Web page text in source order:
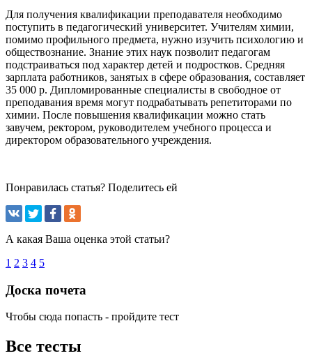
Для получения квалификации преподавателя необходимо
поступить в педагогический университет. Учителям химии,
помимо профильного предмета, нужно изучить психологию и
обществознание. Знание этих наук позволит педагогам
подстраиваться под характер детей и подростков. Средняя
зарплата работников, занятых в сфере образования, составляет
35 000 р. Дипломированные специалисты в свободное от
преподавания время могут подрабатывать репетиторами по
химии. После повышения квалификации можно стать
завучем, ректором, руководителем учебного процесса и
директором образовательного учреждения.
Понравилась статья? Поделитесь ей
А какая Ваша оценка этой статьи?
1 2 3 4 5
Доска почета
Чтобы сюда попасть - пройдите тест
Все тесты